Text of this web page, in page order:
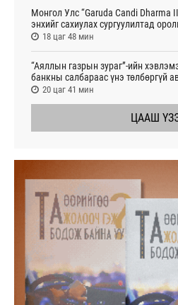
Монгол Улс “Garuda Candi Dharma
энхийг сахиулах сургуулилтад
18 цаг 48 мин
“Аяллын газрын зураг”-ийн
банкны салбараас үнэ төлбөргүй
20 цаг 41 мин
ЦААШ